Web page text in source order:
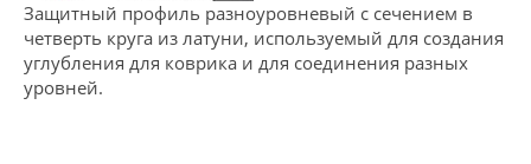
Защитный профиль разноуровневый с сечением в
четверть круга из латуни, используемый для создания
углубления для коврика и для соединения разных
уровней.